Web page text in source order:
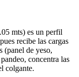
mts) es un perfil
recibe las cargas
(panel de yeso,
concentra las
colgante.